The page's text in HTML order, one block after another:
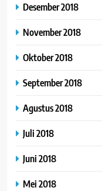
Desember 2018
November 2018
Oktober 2018
September 2018
Agustus 2018
Juli 2018
Juni 2018
Mei 2018